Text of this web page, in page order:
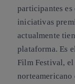
participantes es
iniciativas
actualmente
plataforma. Es
Film Festival,
norteamericano